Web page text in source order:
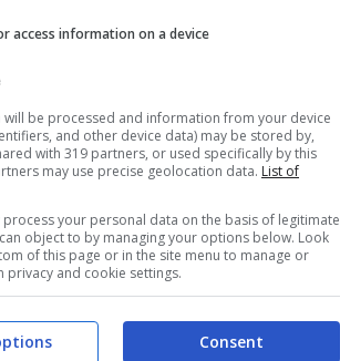
ebbe poca fortuna nella
nel 2013. Fu un progetto
ibridi di alto livello,
access information on a device
be processed and information from your device
and other device data) may be stored by,
with 319 partners, or used specifically by this
may use precise geolocation data. List of
process your personal data on the basis of legitimate
object to by managing your options below. Look
of this page or in the site menu to manage or
privacy and cookie settings.
Consent